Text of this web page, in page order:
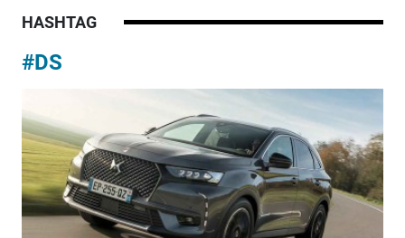
HASHTAG
#DS